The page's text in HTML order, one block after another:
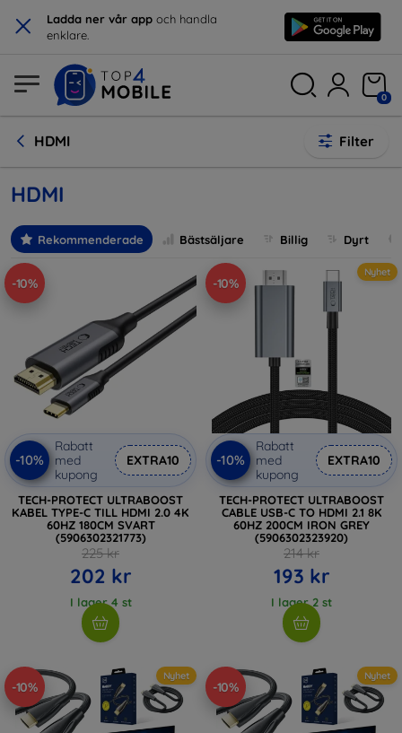
× Ladda ner vår app och handla
enklare.
0
HDMI Filter
HDMI
Rekommenderade Bästsäljare Billig Dyrt
-10%
-10%
Rabatt
med
kupong
EXTRA10
TECH-PROTECT ULTRABOOST
KABEL TYPE-C TILL HDMI 2.0 4K
60HZ 180CM SVART
(5906302321773)
225 kr
202 kr
I lager 4 st
-10%
Nyhet
-10%
Rabatt
med
kupong
EXTRA10
TECH-PROTECT ULTRABOOST
CABLE USB-C TO HDMI 2.1 8K
60HZ 200CM IRON GREY
(5906302323920)
214 kr
193 kr
I lager 2 st
-10%
Nyhet
-10%
Nyhet